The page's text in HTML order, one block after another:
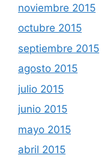
noviembre 2015
octubre 2015
septiembre 2015
agosto 2015
julio 2015
junio 2015
mayo 2015
abril 2015